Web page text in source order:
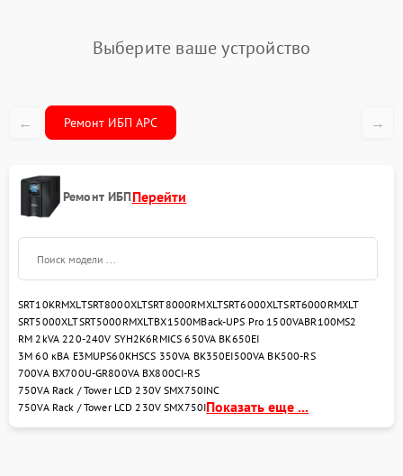
Выберите ваше устройство
← Ремонт ИБП APC →
Ремонт ИБППерейти
SRT10KRMXLTSRT8000XLTSRT8000RMXLTSRT6000XLTSRT6000RMXLT
SRT5000XLTSRT5000RMXLTBX1500MBack-UPS Pro 1500VABR100MS2
RM 2kVA 220-240V SYH2K6RMICS 650VA BK650EI
3M 60 кВА E3MUPS60KHSCS 350VA BK350EI500VA BK500-RS
700VA BX700U-GR800VA BX800CI-RS
750VA Rack / Tower LCD 230V SMX750INC
750VA Rack / Tower LCD 230V SMX750IПоказать еще ...